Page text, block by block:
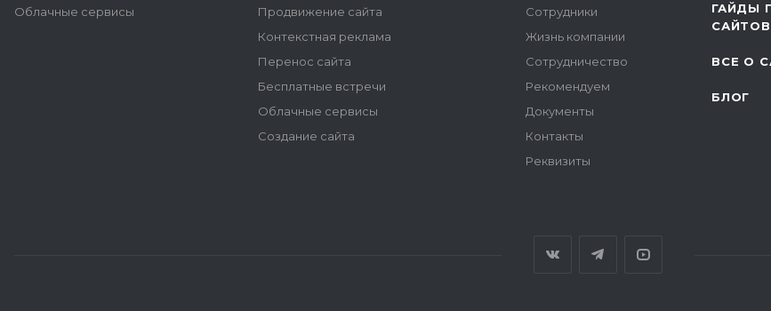
Облачные сервисы
Продвижение сайта
Контекстная реклама
Перенос сайта
Бесплатные встречи
Облачные сервисы
Создание сайта
Сотрудники
Жизнь компании
Сотрудничество
Рекомендуем
Документы
Контакты
Реквизиты
ГАЙДЫ
САЙТОВ
ВСЕ О
БЛОГ